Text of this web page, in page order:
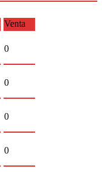
Venta
0
0
0
0